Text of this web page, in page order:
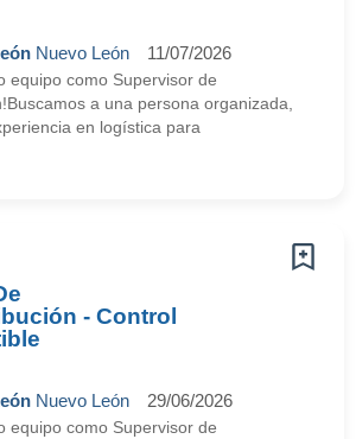
Nuevo León 11/07/2026
equipo como Supervisor de
a una persona organizada,
en logística para
- Control
Nuevo León 29/06/2026
equipo como Supervisor de